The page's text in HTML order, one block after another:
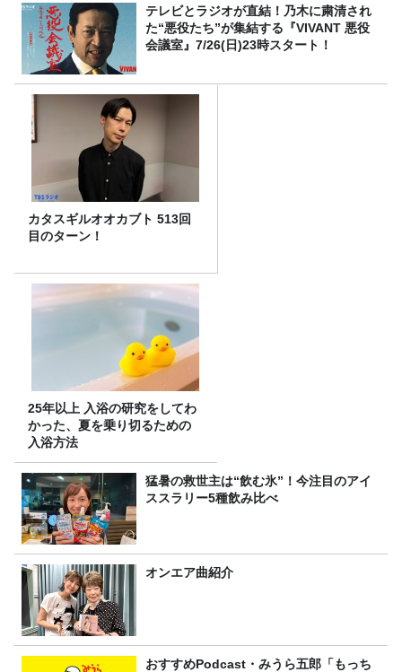
テレビとラジオが直結！乃木に粛清され
た“悪役たち”が集結する『VIVANT 悪役
会議室』7/26(日)23時スタート！
カタスギルオオカブト 513回
目のターン！
25年以上 入浴の研究をしてわ
かった、夏を乗り切るための
入浴方法
猛暑の救世主は“飲む氷”！今注目のアイ
ススラリー5種飲み比べ
オンエア曲紹介
おすすめPodcast・みうら五郎「もっち